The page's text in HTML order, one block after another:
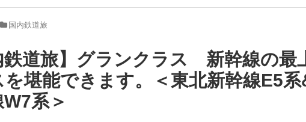
国内鉄道旅
鉄道旅】グランクラス 新幹線の最
を堪能できます。＜東北新幹線E5
系＞